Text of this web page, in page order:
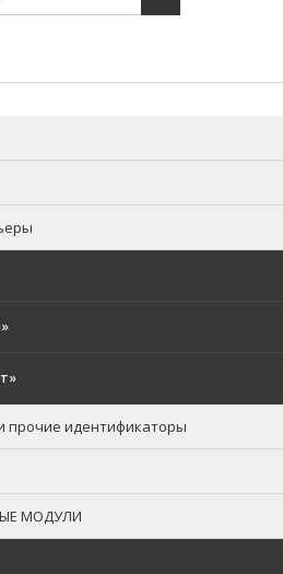
прочие идентификаторы
МОДУЛИ